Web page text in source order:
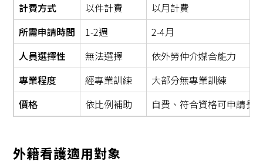
計費方式
以件計費
以月計費
所需申請時間
1-2週
2-4月
人員選擇性
無法選擇
依外勞仲介媒合能力
專業程度
經專業訓練
大部分無專業訓練
價格
依比例補助 自費、符合資格可申請長
外籍看護適用對象